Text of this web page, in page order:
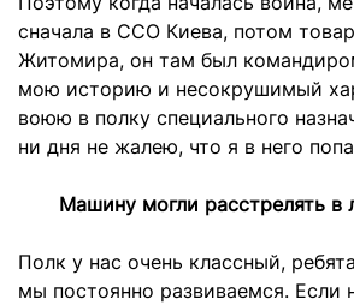
сначала в ССО Киева, потом
Житомира, он там был
мою историю и несокрушимый
воюю в полку специального
ни дня не жалею, что я в него
Машину могли расстрелять в
Полк у нас очень классный,
мы постоянно развиваемся. Если